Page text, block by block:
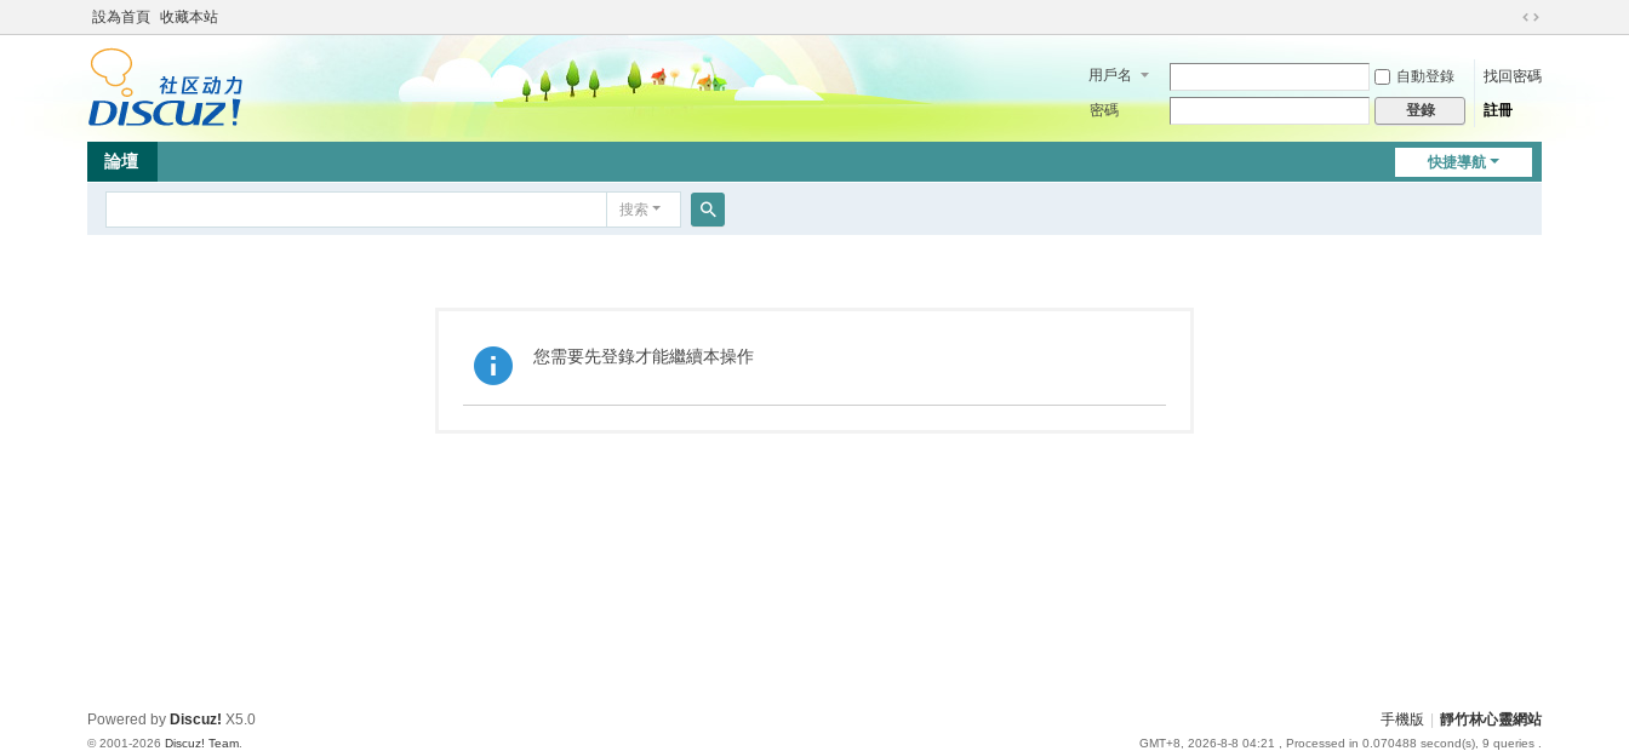
設為首頁 收藏本站
切
到
用戶名 自動登錄
找回密碼
密碼
登錄 註冊
快捷導航
論壇
搜索
您需要先登錄才能繼續本操作
手機版 靜竹林心靈網站
GMT+8, 2026-8-8 04:21 , Processed in 0.070488 second(s), 9 queries .
Powered by Discuz! X5.0
© 2001-2026 Discuz! Team